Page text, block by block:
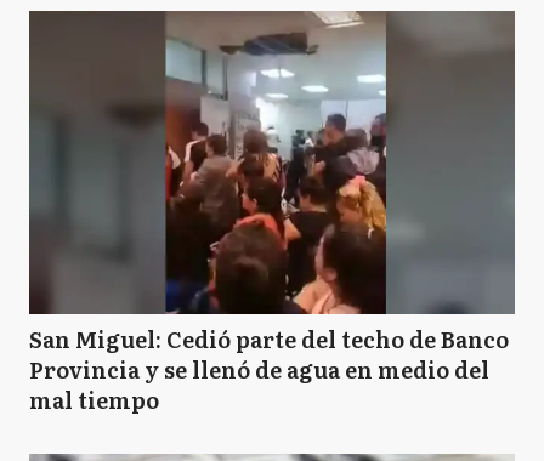
San Miguel: Cedió parte del techo de Banco
Provincia y se llenó de agua en medio del
mal tiempo